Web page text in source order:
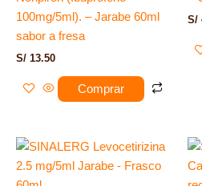
100mg/5ml). – Jarabe 60ml
sabor a fresa
S/ 13.50
Comprar
S/